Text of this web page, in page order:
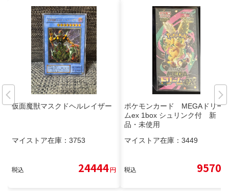
仮面魔獣マスクドヘルレイザー
マイストア在庫： 3753
税込 24444円
ポケモンカード MEGAドリー
ムex 1box シュリンク付 新
品・未使用
マイストア在庫： 3449
税込 9570